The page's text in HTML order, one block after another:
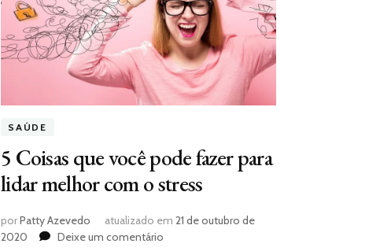
SAÚDE
5 Coisas que você pode fazer para
lidar melhor com o stress
porPatty Azevedo atualizado em 21 de outubro de
2020
Deixe um comentárioem